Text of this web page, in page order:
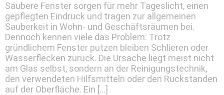
Saubere Fenster sorgen für mehr Tageslicht, einen
gepflegten Eindruck und tragen zur allgemeinen
Sauberkeit in Wohn- und Geschäftsräumen bei.
Dennoch kennen viele das Problem: Trotz
gründlichem Fenster putzen bleiben Schlieren oder
Wasserflecken zurück. Die Ursache liegt meist nicht
am Glas selbst, sondern an der Reinigungstechnik,
den verwendeten Hilfsmitteln oder den Rückständen
auf der Oberfläche. Ein […]